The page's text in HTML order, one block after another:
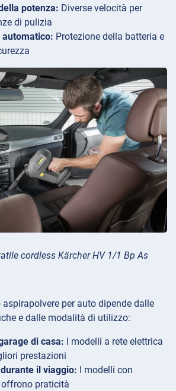
potenza: Diverse velocità per
di pulizia
Protezione della batteria e
cordless Kärcher HV 1/1 Bp As
per auto dipende dalle
e dalle modalità di utilizzo:
di casa: I modelli a rete elettrica
prestazioni
il viaggio: I modelli con
praticità